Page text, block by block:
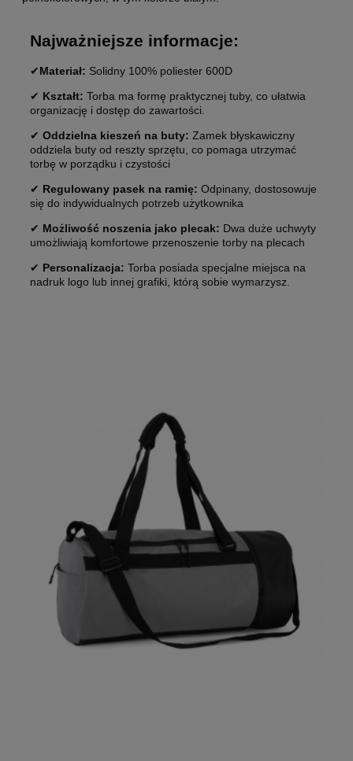
Najważniejsze informacje:
✔Materiał: Solidny 100% poliester 600D
✔ Kształt: Torba ma formę praktycznej tuby, co ułatwia
organizację i dostęp do zawartości.
✔ Oddzielna kieszeń na buty: Zamek błyskawiczny
oddziela buty od reszty sprzętu, co pomaga utrzymać
torbę w porządku i czystości
✔ Regulowany pasek na ramię: Odpinany, dostosowuje
się do indywidualnych potrzeb użytkownika
✔ Możliwość noszenia jako plecak: Dwa duże uchwyty
umożliwiają komfortowe przenoszenie torby na plecach
✔ Personalizacja: Torba posiada specjalne miejsca na
nadruk logo lub innej grafiki, którą sobie wymarzysz.